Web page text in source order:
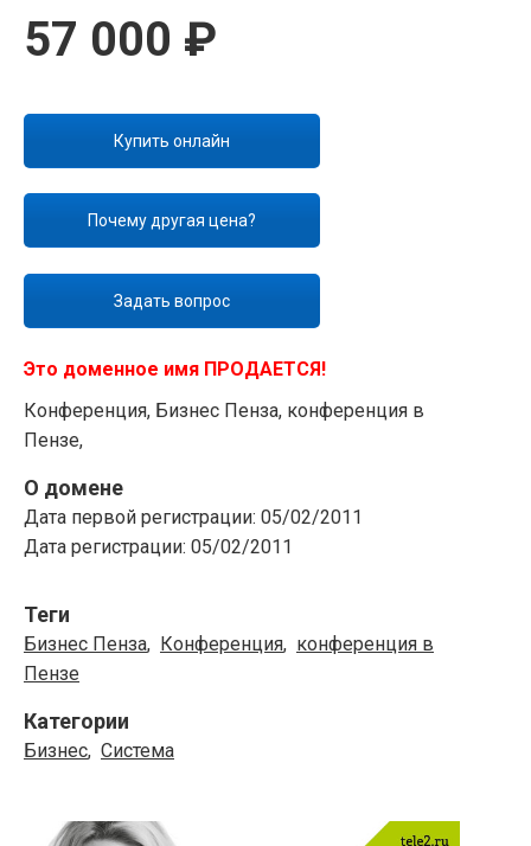
57 000 ₽
Купить онлайн
Почему другая цена?
Задать вопрос
Это доменное имя ПРОДАЕТСЯ!
Конференция, Бизнес Пенза, конференция в
Пензе,
О домене
Дата первой регистрации: 05/02/2011
Дата регистрации: 05/02/2011
Теги
Бизнес Пенза, Конференция, конференция в
Пензе
Категории
Бизнес, Система